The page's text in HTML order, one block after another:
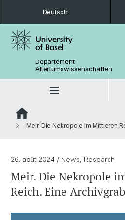
Deutsch
Departement
Altertumswissenschaften
Meir. Die Nekropole im Mittleren
26. août 2024 / News, Research
Meir. Die Nekropole
Reich. Eine